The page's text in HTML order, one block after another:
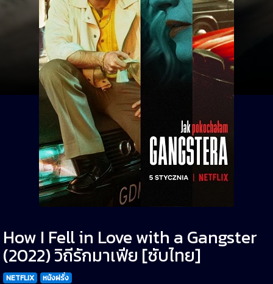
How I Fell in Love with a Gangster
(2022) วิถีรักมาเฟีย [ซับไทย]
NETFLIX หนังฝรั่ง